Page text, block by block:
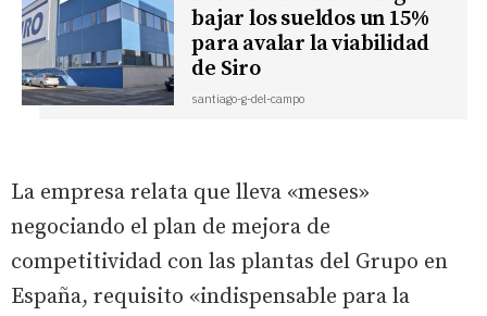
bajar los sueldos un 15%
para avalar la viabilidad
de Siro
santiago-g-del-campo
La empresa relata que lleva «meses»
negociando el plan de mejora de
competitividad con las plantas del Grupo en
España, requisito «indispensable para la